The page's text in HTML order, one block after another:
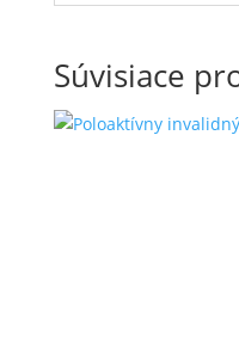
Súvisiace